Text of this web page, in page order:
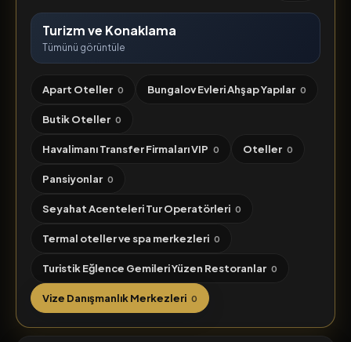
Turizm ve Konaklama
Tümünü görüntüle
Apart Oteller 0 Bungalov Evleri Ahşap Yapılar 0
Butik Oteller 0
Havalimanı Transfer Firmaları VIP 0 Oteller 0
Pansiyonlar 0
Seyahat Acenteleri Tur Operatörleri 0
Termal oteller ve spa merkezleri 0
Turistik Eğlence Gemileri Yüzen Restoranlar 0
Vize Danışmanlık Merkezleri 0